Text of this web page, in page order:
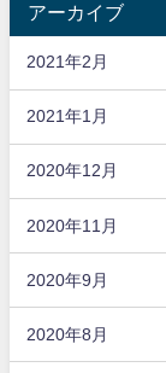
アーカイブ
2021年2月
2021年1月
2020年12月
2020年11月
2020年9月
2020年8月